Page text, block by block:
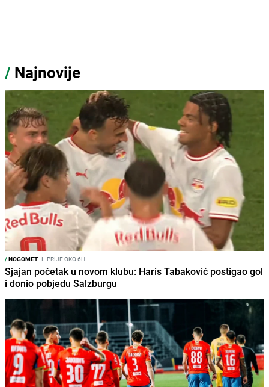
/ Najnovije
/NOGOMET I PRIJE OKO 6H
Sjajan početak u novom klubu: Haris Tabaković postigao gol
i donio pobjedu Salzburgu